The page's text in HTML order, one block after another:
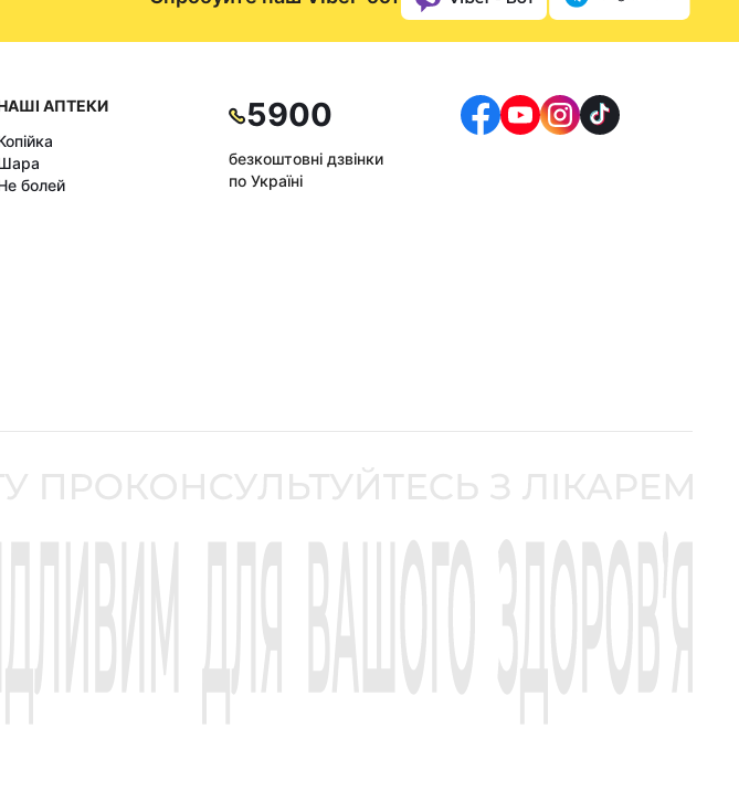
АПТЕКИ
болей
5900
безкоштовні дзвінки
по Україні